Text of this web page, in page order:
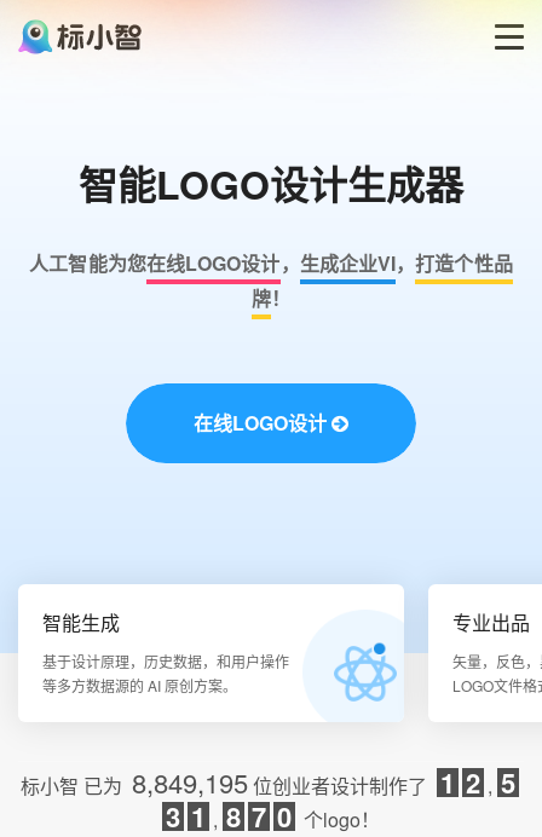
LOGO生成器
LOGO模板
博客
智能LOGO设计生成器
人工智能为您在线LOGO设计， 生成企业VI，打造个性品
牌！
在线LOGO设计
智能生成
基于设计原理，历史数据，和用户操作
等多方数据源的 AI 原创方案。
专业出品
矢量，反色
LOGO文件
标小智 已为 8,849,195位创业者设计制作了 1 2 , 5
3 1 , 8 7 0 个logo！